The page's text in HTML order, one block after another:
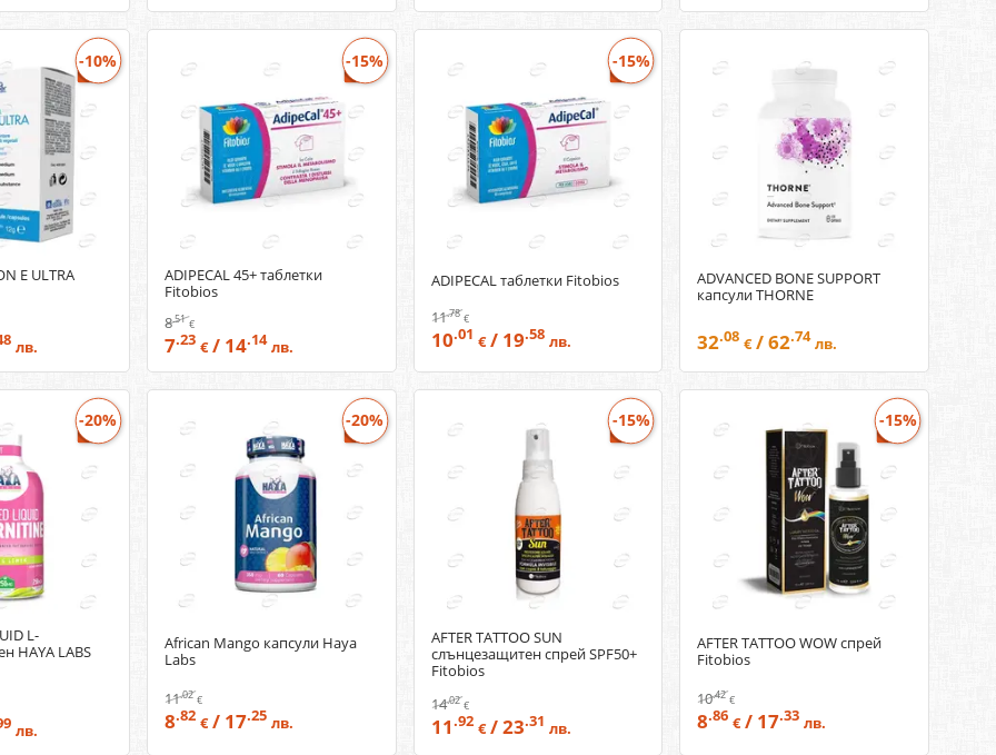
-10%
E ULTRA
лв.
-15%
ADIPECAL 45+ таблетки
Fitobios
8.51 €
7.23 €/ 14.14 лв.
-15%
ADIPECAL таблетки Fitobios
11.78 €
10.01 €/ 19.58 лв.
ADVANCED BONE SUPPORT
капсули THORNE
32.08 €/ 62.74 лв.
-20%
L-
HAYA LABS
лв.
-20%
African Mango капсули Haya
Labs
11.02 €
8.82 €/ 17.25 лв.
-15%
AFTER TATTOO SUN
слънцезащитен спрей SPF50+
Fitobios
14.02 €
11.92 €/ 23.31 лв.
-15%
AFTER TATTOO WOW спрей
Fitobios
10.42 €
8.86 €/ 17.33 лв.